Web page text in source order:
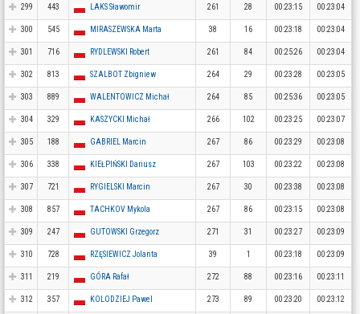
299 443 LAKS Sławomir 261 28 00:23:15 00:23:04
300 545 MIRASZEWSKA Marta 38 16 00:23:18 00:23:04
301 716 RYDLEWSKI Robert 261 84 00:25:26 00:23:04
302 813 SZALBOT Zbigniew 264 29 00:23:28 00:23:05
303 889 WALENTOWICZ Michał 264 85 00:25:36 00:23:05
304 329 KASZYCKI Michał 266 102 00:23:25 00:23:07
305 188 GABRIEL Marcin 267 86 00:23:29 00:23:08
306 338 KIEŁPIŃSKI Dariusz 267 103 00:23:22 00:23:08
307 721 RYGIELSKI Marcin 267 30 00:23:38 00:23:08
308 857 TACHKOV Mykola 267 86 00:23:15 00:23:08
309 247 GUTOWSKI Grzegorz 271 31 00:23:27 00:23:09
310 728 RZĘSIEWICZ Jolanta 39 1 00:23:18 00:23:09
311 219 GÓRA Rafał 272 88 00:23:16 00:23:11
312 357 KOLODZIEJ Pawel 273 89 00:23:20 00:23:12